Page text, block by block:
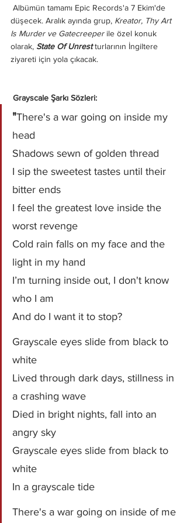
düşecek. Aralık ayında grup, Kreator, Thy Art
Is Murder ve Gatecreeper ile özel konuk
olarak, State Of Unrest turlarının İngiltere
ziyareti için yola çıkacak.
Grayscale Şarkı Sözleri:
"There's a war going on inside my
head
Shadows sewn of golden thread
I sip the sweetest tastes until their
bitter ends
I feel the greatest love inside the
worst revenge
Cold rain falls on my face and the
light in my hand
I’m turning inside out, I don't know
who I am
And do I want it to stop?
Grayscale eyes slide from black to
white
Lived through dark days, stillness in
a crashing wave
Died in bright nights, fall into an
angry sky
Grayscale eyes slide from black to
white
In a grayscale tide
There's a war going on inside of me